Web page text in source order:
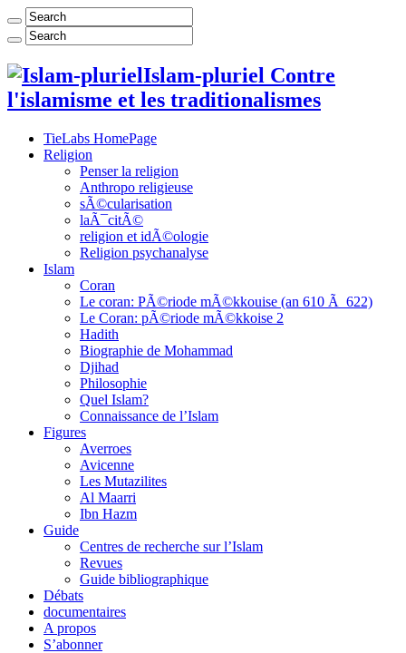
Islam-pluriel Contre
l'islamisme et les traditionalismes
TieLabs HomePage
Religion
Penser la religion
Anthropo religieuse
sÃ©cularisation
laÃ¯citÃ©
religion et idÃ©ologie
Religion psychanalyse
Islam
Coran
Le coran: PÃ©riode mÃ©kkouise (an 610 Ã 622)
Le Coran: pÃ©riode mÃ©kkoise 2
Hadith
Biographie de Mohammad
Djihad
Philosophie
Quel Islam?
Connaissance de l’Islam
Figures
Averroes
Avicenne
Les Mutazilites
Al Maarri
Ibn Hazm
Guide
Centres de recherche sur l’Islam
Revues
Guide bibliographique
Débats
documentaires
A propos
S’abonner